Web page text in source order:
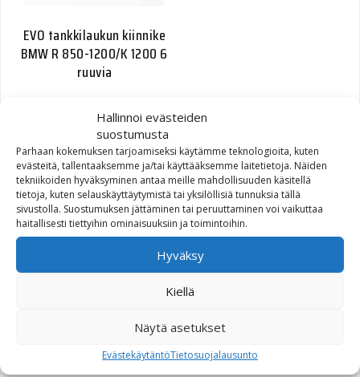
Hallinnoi evästeiden
suostumusta
Parhaan kokemuksen tarjoamiseksi käytämme teknologioita, kuten
evästeitä, tallentaaksemme ja/tai käyttääksemme laitetietoja. Näiden
tekniikoiden hyväksyminen antaa meille mahdollisuuden käsitellä
tietoja, kuten selauskäyttäytymistä tai yksilöllisiä tunnuksia tällä
sivustolla. Suostumuksen jättäminen tai peruuttaminen voi vaikuttaa
haitallisesti tiettyihin ominaisuuksiin ja toimintoihin.
Hyväksy
Kiellä
Näytä asetukset
EvästekäytäntöTietosuojalausunto
EVO tankkilaukun kiinnike
BMW R 850-1200/K 1200 6
ruuvia
30,40€
40,00 €